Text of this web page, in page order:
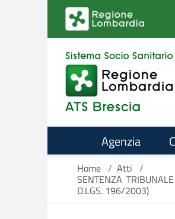
Salta al contenuto principale
Agenzia
Home / Atti /
SENTENZA
D.LGS. 196/2003)